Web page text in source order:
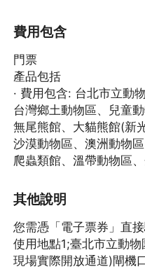
費用包含
門票
產品包括
· 費用包含: 台北市立動
台灣鄉土動物區、兒童
無尾熊館、大貓熊館(新
沙漠動物區、澳洲動物
爬蟲類館、溫帶動物區、
其他說明
您需憑「電子票券」直
使用地點1;臺北市立動
現場實際開放通道)閘機